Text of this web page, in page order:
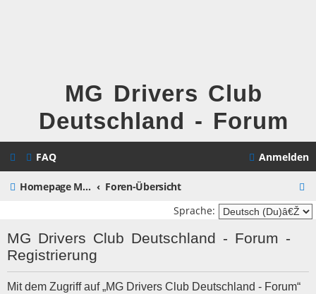
MG Drivers Club
Deutschland - Forum
FAQ Anmelden
Homepage MG Drivers Club Deutschland Foren-Übersicht
u
e
Sprache:
MG Drivers Club Deutschland - Forum -
Registrierung
Mit dem Zugriff auf „MG Drivers Club Deutschland - Forum“